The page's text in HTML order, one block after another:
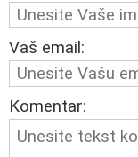
Vaš email:
Komentar: